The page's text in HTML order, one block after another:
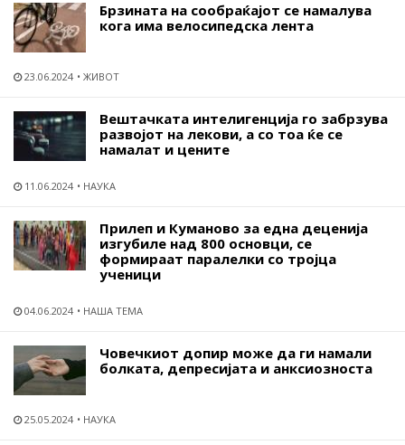
Брзината на сообраќајот се намалува
кога има велосипедска лента
23.06.2024 ЖИВОТ
Вештачката интелигенција го забрзува
развојот на лекови, а со тоа ќе се
намалат и цените
11.06.2024 НАУКА
Прилеп и Куманово за една деценија
изгубиле над 800 основци, се
формираат паралелки со тројца
ученици
04.06.2024 НАША ТЕМА
Човечкиот допир може да ги намали
болката, депресијата и анксиозноста
25.05.2024 НАУКА